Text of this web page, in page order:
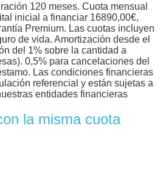
120 meses. Cuota mensual
inicial a financiar 16890,00€,
Premium. Las cuotas incluyen
de vida. Amortización desde el
del 1% sobre la cantidad a
0,5% para cancelaciones del
Las condiciones financieras
referencial y están sujetas a
entidades financieras
la misma cuota